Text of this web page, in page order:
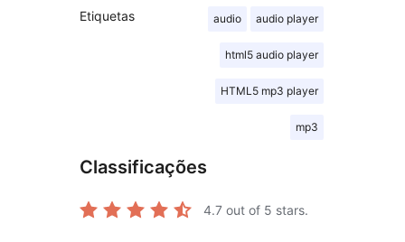
Etiquetas audio audio player
html5 audio player
HTML5 mp3 player
mp3
Classificações
4.7 out of 5 stars.